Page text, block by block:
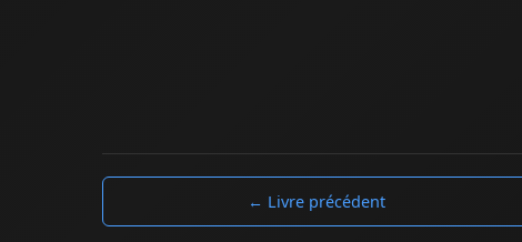
← Livre précédent